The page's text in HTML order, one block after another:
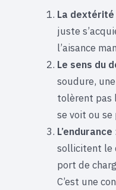
La
juste
l’aisance
Le sens du
soudure,
tolèrent pas
se voit ou se
L’endurance
sollicitent le
port de
C’est une